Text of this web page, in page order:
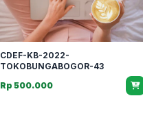
CDEF-KB-2022-
TOKOBUNGABOGOR-43
Rp 500.000